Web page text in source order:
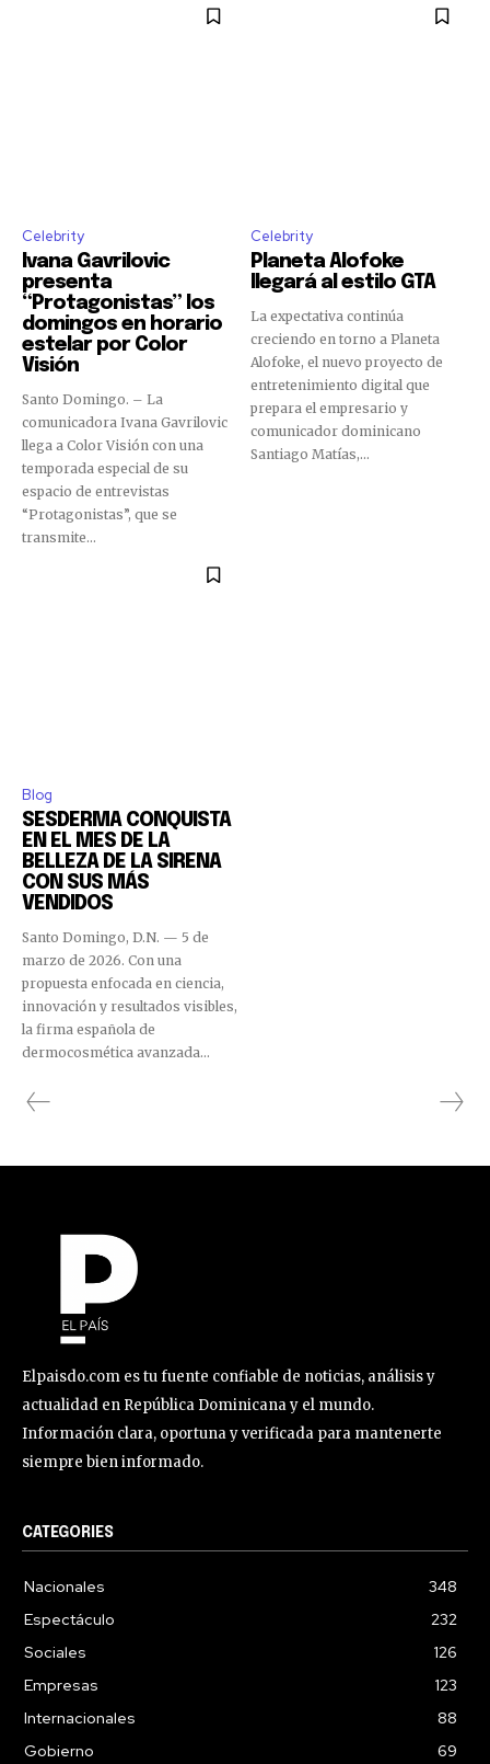
Celebrity
Ivana Gavrilovic
presenta
“Protagonistas” los
domingos en horario
estelar por Color
Visión
Santo Domingo. – La
comunicadora Ivana Gavrilovic
llega a Color Visión con una
temporada especial de su
espacio de entrevistas
“Protagonistas”, que se
transmite...
Celebrity
Planeta Alofoke
llegará al estilo GTA
La expectativa continúa
creciendo en torno a Planeta
Alofoke, el nuevo proyecto de
entretenimiento digital que
prepara el empresario y
comunicador dominicano
Santiago Matías,...
Blog
SESDERMA CONQUISTA
EN EL MES DE LA
BELLEZA DE LA SIRENA
CON SUS MÁS
VENDIDOS
Santo Domingo, D.N. — 5 de
marzo de 2026. Con una
propuesta enfocada en ciencia,
innovación y resultados visibles,
la firma española de
dermocosmética avanzada...
Elpaisdo.com es tu fuente confiable de noticias, análisis y
actualidad en República Dominicana y el mundo.
Información clara, oportuna y verificada para mantenerte
siempre bien informado.
CATEGORIES
Nacionales
348
Espectáculo
232
Sociales
126
Empresas
123
Internacionales
88
Gobierno
69